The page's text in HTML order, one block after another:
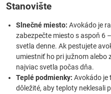
Stanovište
Slnečné miesto: Avokádo je
zabezpečte miesto s aspoň 6
svetla denne. Ak pestujete
umiestniť ho pri južnom alebo
najviac svetla počas dňa.
Teplé podmienky: Avokádo je
dôležité, aby teploty neklesali